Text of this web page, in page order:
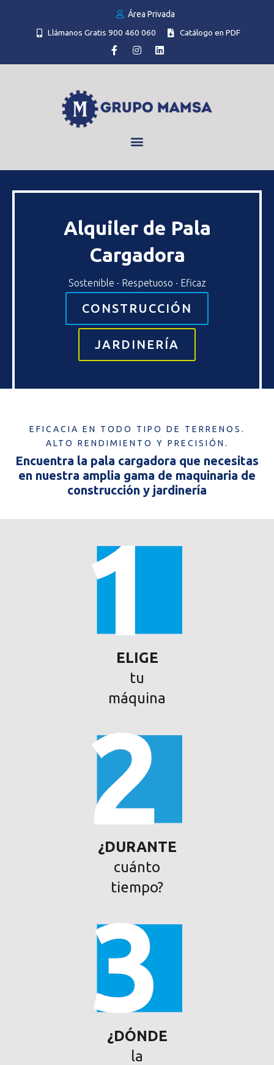
Área Privada
Llámanos Gratis 900 460 060
Catálogo en PDF
Alquiler de Pala
Cargadora
Sostenible · Respetuoso · Eficaz
CONSTRUCCIÓN
JARDINERÍA
EFICACIA EN TODO TIPO DE TERRENOS.
ALTO RENDIMIENTO Y PRECISIÓN.
Encuentra la pala cargadora que necesitas
en nuestra amplia gama de maquinaria de
construcción y jardinería
ELIGE
tu
máquina
¿DURANTE
cuánto
tiempo?
¿DÓNDE
la